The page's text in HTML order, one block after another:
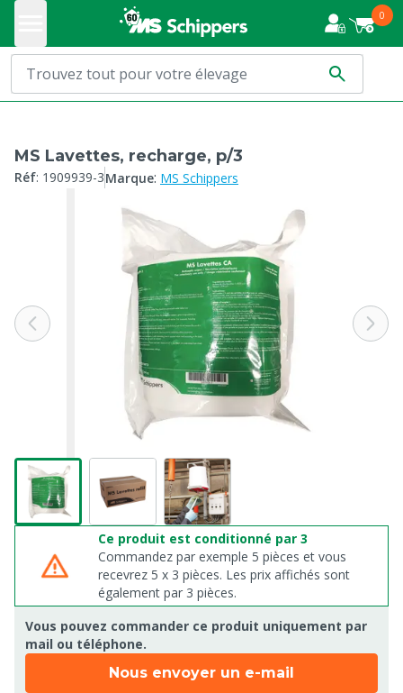
0
MS Lavettes, recharge, p/3
Réf: 1909939-3Marque: MS Schippers
Ce produit est conditionné par 3
Commandez par exemple 5 pièces et vous
recevrez 5 x 3 pièces. Les prix affichés sont
également par 3 pièces.
Vous pouvez commander ce produit uniquement par
mail ou téléphone.
Nous envoyer un e-mail